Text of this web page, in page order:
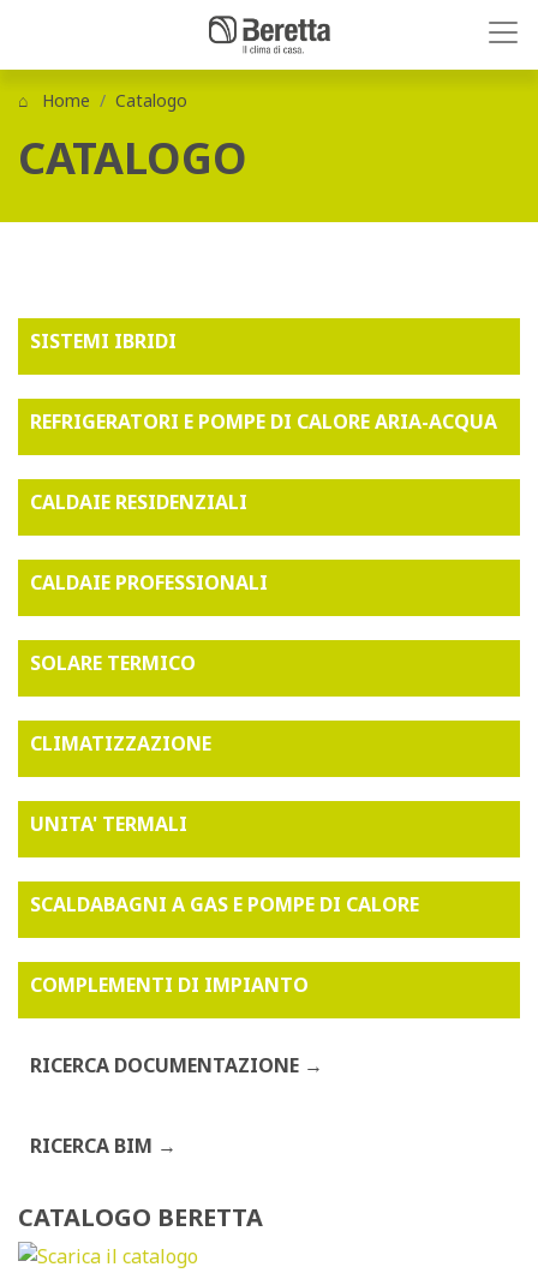
Home Catalogo
CATALOGO
SISTEMI IBRIDI
REFRIGERATORI E POMPE DI CALORE ARIA-ACQUA
CALDAIE RESIDENZIALI
CALDAIE PROFESSIONALI
SOLARE TERMICO
CLIMATIZZAZIONE
UNITA' TERMALI
SCALDABAGNI A GAS E POMPE DI CALORE
COMPLEMENTI DI IMPIANTO
RICERCA DOCUMENTAZIONE
RICERCA BIM
CATALOGO BERETTA